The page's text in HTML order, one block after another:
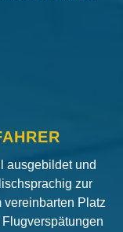
ausgebildet und
zur
Platz